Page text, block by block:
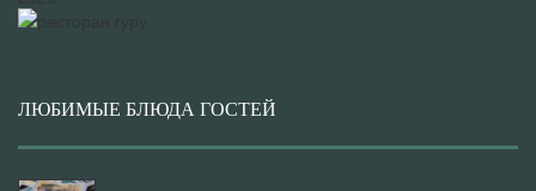
ЛЮБИМЫЕ БЛЮДА ГОСТЕЙ